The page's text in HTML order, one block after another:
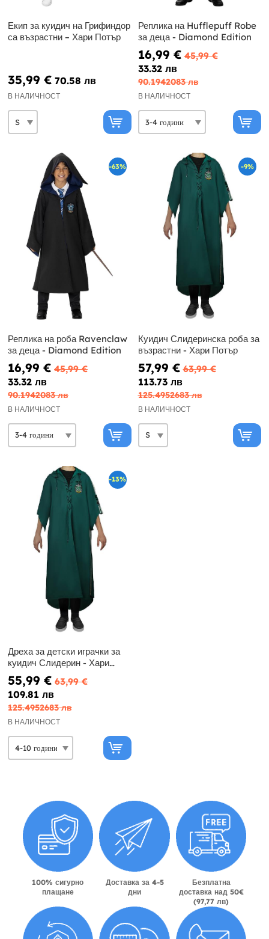
Екип за куидич на Грифиндор
са възрастни – Хари Потър
35,99 € 70.58 лв
В НАЛИЧНОСТ
Реплика на Hufflepuff Robe
за деца - Diamond Edition
16,99 € 45,99 €
33.32 лв
90.1942083 лв
В НАЛИЧНОСТ
-63%
Реплика на роба Ravenclaw
за деца - Diamond Edition
16,99 € 45,99 €
33.32 лв
90.1942083 лв
В НАЛИЧНОСТ
-9%
Куидич Слидеринска роба за
възрастни - Хари Потър
57,99 € 63,99 €
113.73 лв
125.4952683 лв
В НАЛИЧНОСТ
-13%
Дреха за детски играчки за
куидич Слидерин - Хари
Потър
55,99 € 63,99 €
109.81 лв
125.4952683 лв
В НАЛИЧНОСТ
100% сигурно
плащане
Доставка за 4-5
дни
Безплатна
доставка над 50€
(97,77 лв)